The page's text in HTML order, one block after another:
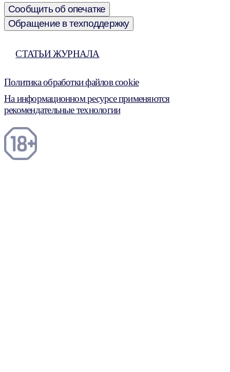
Сообщить об опечатке
Обращение в техподдержку
СТАТЬИ ЖУРНАЛА
Политика обработки файлов cookie
На информационном ресурсе применяются
рекомендательные технологии